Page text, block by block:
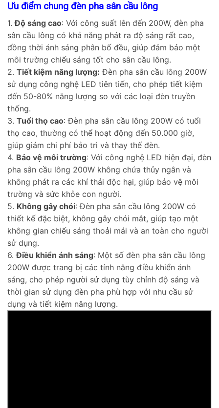
Ưu điểm chung đèn pha sân cầu lông
1.Độ sáng cao: Với công suất lên đến 200W, đèn pha
sân cầu lông có khả năng phát ra độ sáng rất cao,
đồng thời ánh sáng phân bố đều, giúp đảm bảo một
môi trường chiếu sáng tốt cho sân cầu lông.
2. Tiết kiệm năng lượng: Đèn pha sân cầu lông 200W
sử dụng công nghệ LED tiên tiến, cho phép tiết kiệm
đến 50-80% năng lượng so với các loại đèn truyền
thống.
3. Tuổi thọ cao: Đèn pha sân cầu lông 200W có tuổi
thọ cao, thường có thể hoạt động đến 50.000 giờ,
giúp giảm chi phí bảo trì và thay thế đèn.
4. Bảo vệ môi trường: Với công nghệ LED hiện đại, đèn
pha sân cầu lông 200W không chứa thủy ngân và
không phát ra các khí thải độc hại, giúp bảo vệ môi
trường và sức khỏe con người.
5. Không gây chói: Đèn pha sân cầu lông 200W có
thiết kế đặc biệt, không gây chói mắt, giúp tạo một
không gian chiếu sáng thoải mái và an toàn cho người
sử dụng.
6.Điều khiển ánh sáng: Một số đèn pha sân cầu lông
200W được trang bị các tính năng điều khiển ánh
sáng, cho phép người sử dụng tùy chỉnh độ sáng và
thời gian sử dụng đèn pha phù hợp với nhu cầu sử
dụng và tiết kiệm năng lượng.